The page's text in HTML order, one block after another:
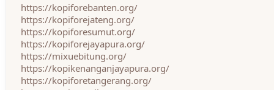
https://kopiforebanten.org/
https://kopiforejateng.org/
https://kopiforesumut.org/
https://kopiforejayapura.org/
https://mixuebitung.org/
https://kopikenanganjayapura.org/
https://kopiforetangerang.org/